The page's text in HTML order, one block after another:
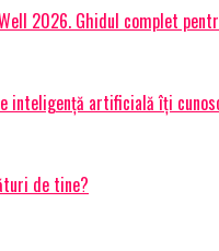
2026. Ghidul complet
inteligență artificială îți
de tine?